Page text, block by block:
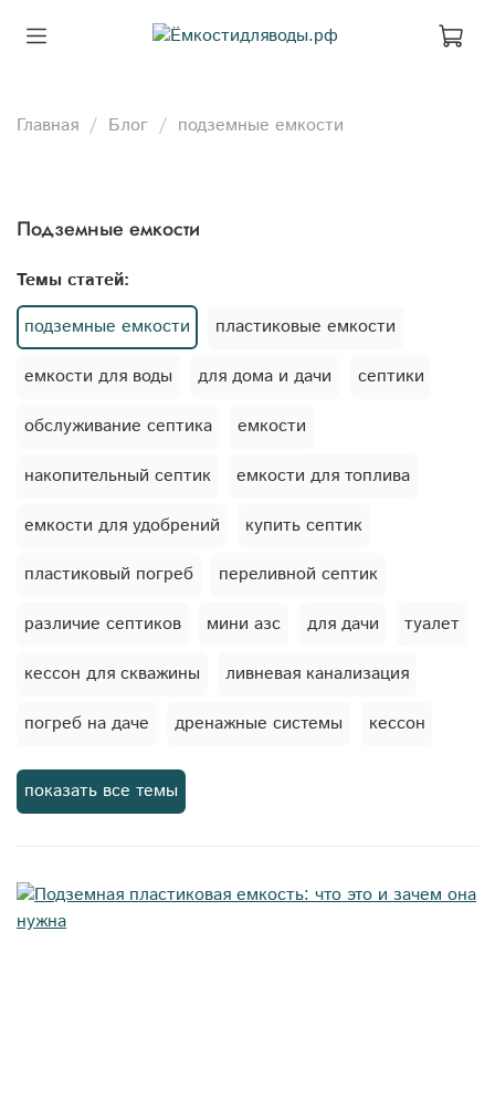
Главная Блог подземные емкости
подземные емкости
Темы статей:
подземные емкости
пластиковые емкости
емкости для воды
для дома и дачи
септики
обслуживание септика
емкости
накопительный септик
емкости для топлива
емкости для удобрений
купить септик
пластиковый погреб
переливной септик
различие септиков
мини азс для дачи
туалет
кессон для скважины
ливневая канализация
погреб на даче
дренажные системы
кессон
мягкие емкости
автономная канализация
торфяной туалет
станция биологической очистки
показать все темы